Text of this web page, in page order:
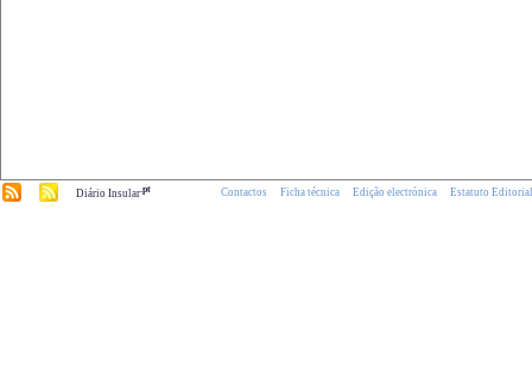
Diário Insular.pt Contactos Ficha técnica Edição electrónica Estatuto Editorial